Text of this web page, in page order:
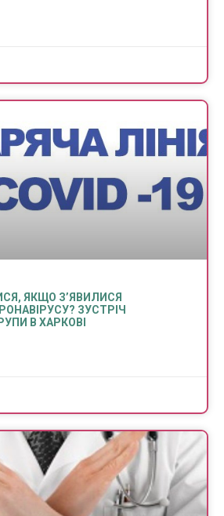
ЯКЩО З’ЯВИЛИСЯ
ЗУСТРІЧ
В ХАРКОВІ